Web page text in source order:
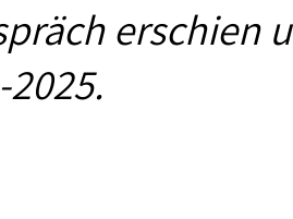
erschien